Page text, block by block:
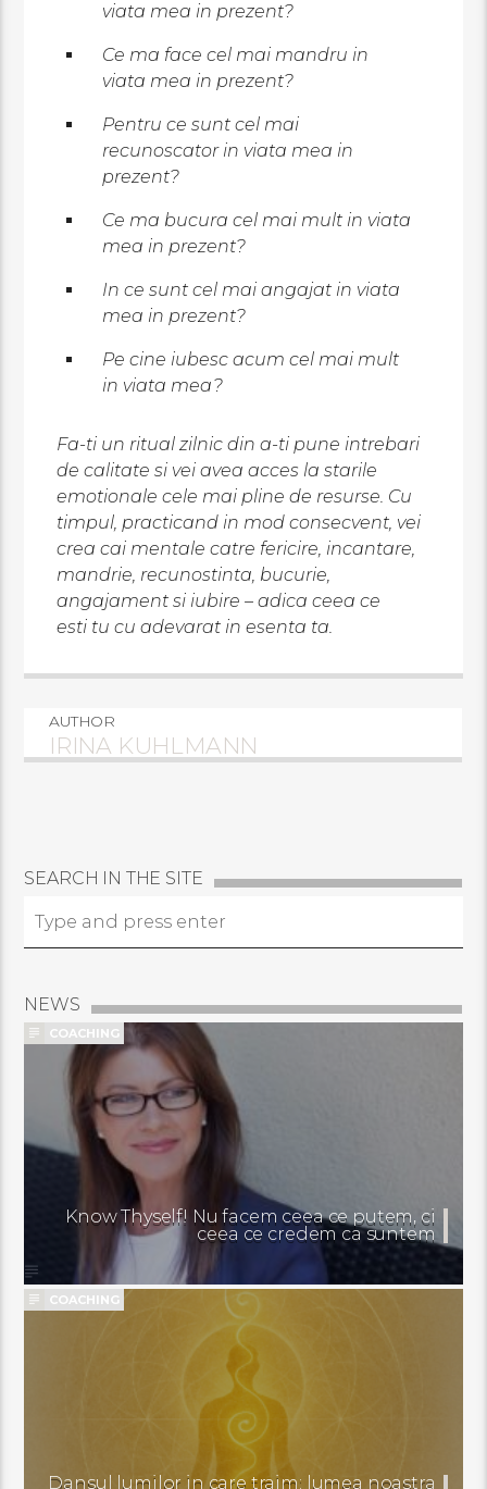
viata mea in prezent?
Ce ma face cel mai mandru in
viata mea in prezent?
Pentru ce sunt cel mai
recunoscator in viata mea in
prezent?
Ce ma bucura cel mai mult in viata
mea in prezent?
In ce sunt cel mai angajat in viata
mea in prezent?
Pe cine iubesc acum cel mai mult
in viata mea?
Fa-ti un ritual zilnic din a-ti pune intrebari
de calitate si vei avea acces la starile
emotionale cele mai pline de resurse. Cu
timpul, practicand in mod consecvent, vei
crea cai mentale catre fericire, incantare,
mandrie, recunostinta, bucurie,
angajament si iubire – adica ceea ce
esti tu cu adevarat in esenta ta.
AUTHOR
IRINA KUHLMANN
SEARCH IN THE SITE
NEWS
COACHING
Know Thyself! Nu facem ceea ce putem, ci
ceea ce credem ca suntem
COACHING
Dansul lumilor in care traim: lumea noastra